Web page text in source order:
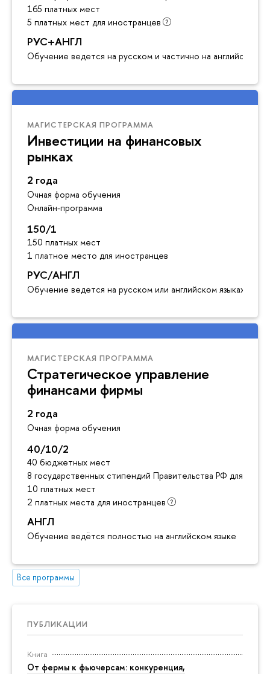
165 платных мест
5 платных мест для иностранцев
РУС+АНГЛ
Обучение ведется на русском и частично на английском
МАГИСТЕРСКАЯ ПРОГРАММА
Инвестиции на финансовых
рынках
2 года
Очная форма обучения
Онлайн-программа
150/1
150 платных мест
1 платное место для иностранцев
РУС/АНГЛ
Обучение ведется на русском или английском языках
МАГИСТЕРСКАЯ ПРОГРАММА
Стратегическое управление
финансами фирмы
2 года
Очная форма обучения
40/10/2
40 бюджетных мест
8 государственных стипендий Правительства РФ для
10 платных мест
2 платных места для иностранцев
АНГЛ
Обучение ведётся полностью на английском языке
Все программы
ПУБЛИКАЦИИ
Книга
От фермы к фьючерсам: конкуренция,